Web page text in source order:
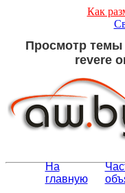
Как
Просмотр темы
revere
На
главную